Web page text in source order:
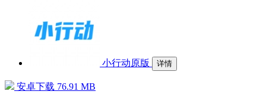
小行动原版 详情
安卓下载 76.91 MB